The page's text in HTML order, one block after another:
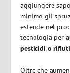
aggiungere
minimo gli
estende nel
tecnologia per
pesticidi o
Oltre che